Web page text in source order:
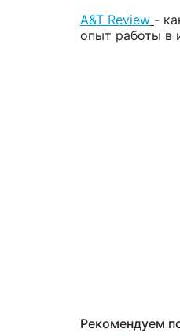
A&T Review -
опыт работы в
Рекомендуем